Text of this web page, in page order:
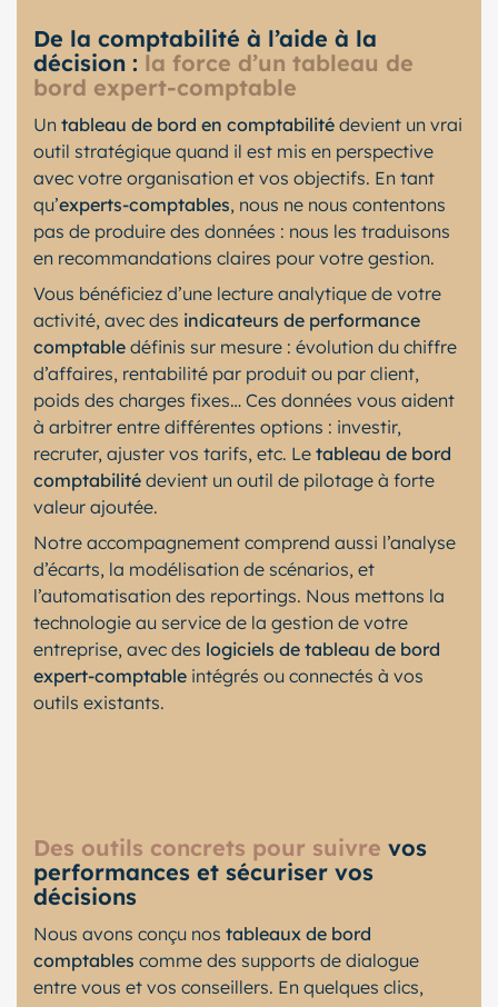
De la comptabilité à l’aide à la
décision : la force d’un tableau de
bord expert-comptable
Un tableau de bord en comptabilité devient un vrai
outil stratégique quand il est mis en perspective
avec votre organisation et vos objectifs. En tant
qu’experts-comptables, nous ne nous contentons
pas de produire des données : nous les traduisons
en recommandations claires pour votre gestion.
Vous bénéficiez d’une lecture analytique de votre
activité, avec des indicateurs de performance
comptable définis sur mesure : évolution du chiffre
d’affaires, rentabilité par produit ou par client,
poids des charges fixes… Ces données vous aident
à arbitrer entre différentes options : investir,
recruter, ajuster vos tarifs, etc. Le tableau de bord
comptabilité devient un outil de pilotage à forte
valeur ajoutée.
Notre accompagnement comprend aussi l’analyse
d’écarts, la modélisation de scénarios, et
l’automatisation des reportings. Nous mettons la
technologie au service de la gestion de votre
entreprise, avec des logiciels de tableau de bord
expert-comptable intégrés ou connectés à vos
outils existants.
Des outils concrets pour suivre vos
performances et sécuriser vos
décisions
Nous avons conçu nos tableaux de bord
comptables comme des supports de dialogue
entre vous et vos conseillers. En quelques clics,